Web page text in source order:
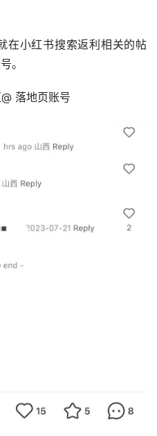
在小红书搜索返利相关的帖
。
落地页账号